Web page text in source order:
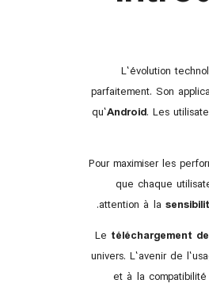
L’évolution
parfaitement. Son
qu’Android. Les
Pour maximiser les
que chaque
attention à la
Le téléchargement
univers. L’avenir de
et à la